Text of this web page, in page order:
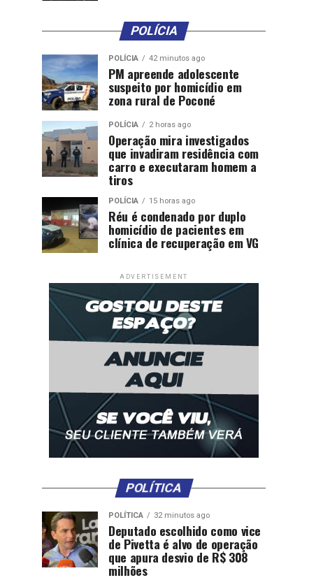
POLÍCIA
POLÍCIA 42 minutos ago
PM apreende adolescente
suspeito por homicídio em
zona rural de Poconé
POLÍCIA 2 horas ago
Operação mira investigados
que invadiram residência com
carro e executaram homem a
tiros
POLÍCIA 15 horas ago
Réu é condenado por duplo
homicídio de pacientes em
clínica de recuperação em VG
ADVERTISEMENT
POLÍTICA
POLÍTICA 32 minutos ago
Deputado escolhido como vice
de Pivetta é alvo de operação
que apura desvio de R$ 308
milhões